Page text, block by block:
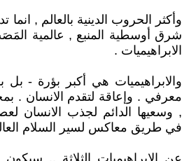
شرق أوسطية المنبع , عالمية
الابراهيميات .
والابراهيميات هي أكبر بؤرة -
معرفي . وإعاقة لتقدم الانسان .
, وسعيها الدائم لجذب الانسان
في طريق معاكس لسير السلام